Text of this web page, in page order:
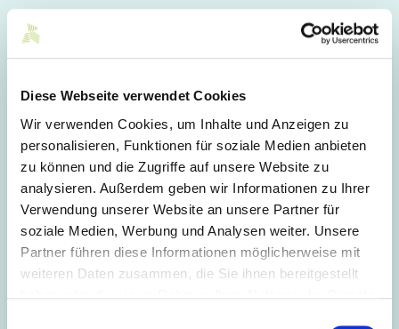
Diese Webseite verwendet Cookies
Wir verwenden Cookies, um Inhalte und Anzeigen zu
personalisieren, Funktionen für soziale Medien anbieten
zu können und die Zugriffe auf unsere Website zu
analysieren. Außerdem geben wir Informationen zu Ihrer
Verwendung unserer Website an unsere Partner für
soziale Medien, Werbung und Analysen weiter. Unsere
Partner führen diese Informationen möglicherweise mit
weiteren Daten zusammen, die Sie ihnen bereitgestellt
Dieser Artikel ist nur für Mitglieder sichtbar.
Login
E-Mail
Passwort